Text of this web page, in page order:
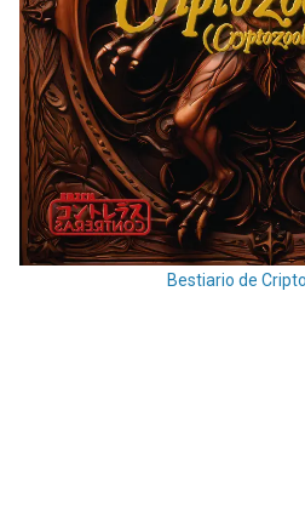
Bestiario de